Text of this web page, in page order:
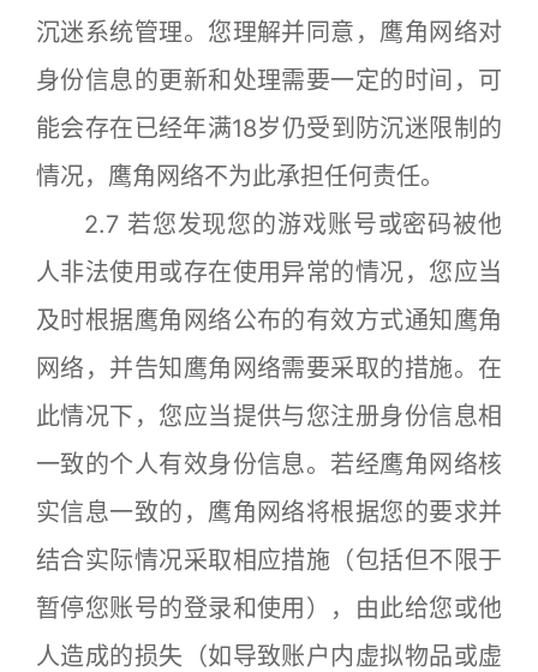
沉迷系统管理。您理解并同意，鹰角网络对
身份信息的更新和处理需要一定的时间，可
能会存在已经年满18岁仍受到防沉迷限制的
情况，鹰角网络不为此承担任何责任。
2.7 若您发现您的游戏账号或密码被他
人非法使用或存在使用异常的情况，您应当
及时根据鹰角网络公布的有效方式通知鹰角
网络，并告知鹰角网络需要采取的措施。在
此情况下，您应当提供与您注册身份信息相
一致的个人有效身份信息。若经鹰角网络核
实信息一致的，鹰角网络将根据您的要求并
结合实际情况采取相应措施（包括但不限于
暂停您账号的登录和使用），由此给您或他
人造成的损失（如导致账户内虚拟物品或虚